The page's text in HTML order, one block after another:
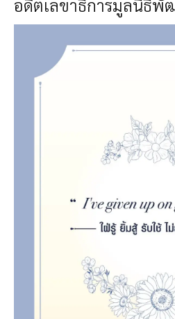
อดีตเลขาธิการมูลนิธิพั